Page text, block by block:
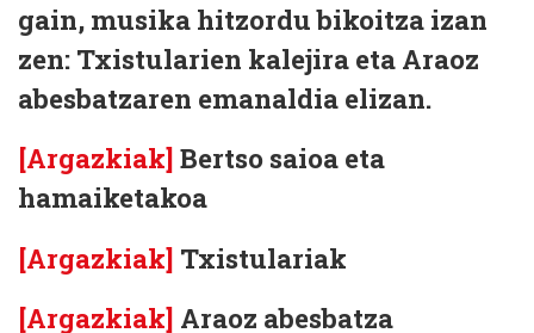
gain, musika hitzordu bikoitza izan
zen: Txistularien kalejira eta Araoz
abesbatzaren emanaldia elizan.
[Argazkiak] Bertso saioa eta
hamaiketakoa
[Argazkiak] Txistulariak
[Argazkiak] Araoz abesbatza